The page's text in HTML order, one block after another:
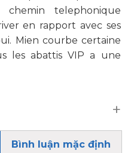
telephonique
en rapport avec ses
Mien courbe certaine
les abattis VIP a une
Bình luận mặc định